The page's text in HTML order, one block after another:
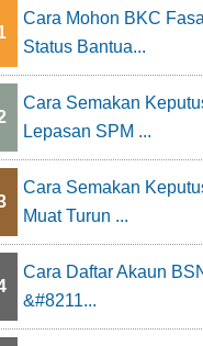
Cara Mohon BKC
Status Bantua...
Cara Semakan
Lepasan SPM ...
Cara Semakan
Muat Turun ...
Cara Daftar Akaun
&#8211...